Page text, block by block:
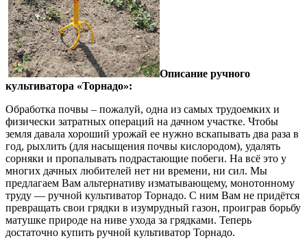
Описание ручного
культиватора «Торнадо»:
Обработка почвы – пожалуй, одна из самых трудоемких и
физически затратных операций на дачном участке. Чтобы
земля давала хороший урожай ее нужно вскапывать два раза в
год, рыхлить (для насыщения почвы кислородом), удалять
сорняки и пропалывать подрастающие побеги. На всё это у
многих дачных любителей нет ни времени, ни сил. Мы
предлагаем Вам альтернативу изматывающему, монотонному
труду — ручной культиватор Торнадо. С ним Вам не придётся
превращать свои грядки в изумрудный газон, проиграв борьбу
матушке природе на ниве ухода за грядками. Теперь
достаточно купить ручной культиватор Торнадо.